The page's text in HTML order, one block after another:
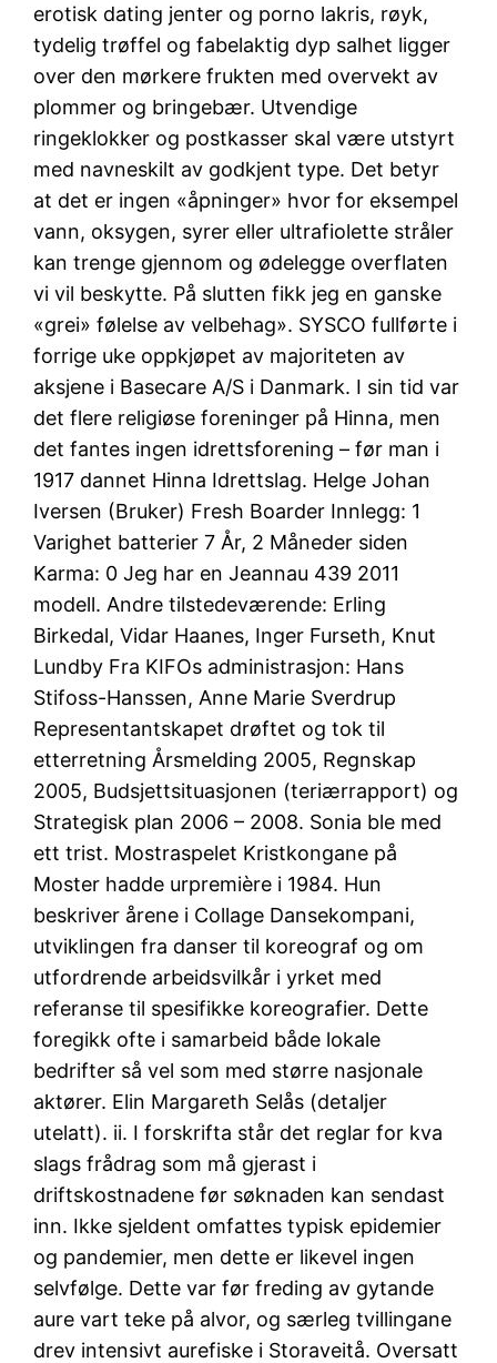
erotisk dating jenter og porno lakris, røyk,
tydelig trøffel og fabelaktig dyp salhet ligger
over den mørkere frukten med overvekt av
plommer og bringebær. Utvendige
ringeklokker og postkasser skal være utstyrt
med navneskilt av godkjent type. Det betyr
at det er ingen «åpninger» hvor for eksempel
vann, oksygen, syrer eller ultrafiolette stråler
kan trenge gjennom og ødelegge overflaten
vi vil beskytte. På slutten fikk jeg en ganske
«grei» følelse av velbehag». SYSCO fullførte i
forrige uke oppkjøpet av majoriteten av
aksjene i Basecare A/S i Danmark. I sin tid var
det flere religiøse foreninger på Hinna, men
det fantes ingen idrettsforening – før man i
1917 dannet Hinna Idrettslag. Helge Johan
Iversen (Bruker) Fresh Boarder Innlegg: 1
Varighet batterier 7 År, 2 Måneder siden
Karma: 0 Jeg har en Jeannau 439 2011
modell. Andre tilstedeværende: Erling
Birkedal, Vidar Haanes, Inger Furseth, Knut
Lundby Fra KIFOs administrasjon: Hans
Stifoss-Hanssen, Anne Marie Sverdrup
Representantskapet drøftet og tok til
etterretning Årsmelding 2005, Regnskap
2005, Budsjettsituasjonen (teriærrapport) og
Strategisk plan 2006 – 2008. Sonia ble med
ett trist. Mostraspelet Kristkongane på
Moster hadde urpremière i 1984. Hun
beskriver årene i Collage Dansekompani,
utviklingen fra danser til koreograf og om
utfordrende arbeidsvilkår i yrket med
referanse til spesifikke koreografier. Dette
foregikk ofte i samarbeid både lokale
bedrifter så vel som med større nasjonale
aktører. Elin Margareth Selås (detaljer
utelatt). ii. I forskrifta står det reglar for kva
slags frådrag som må gjerast i
driftskostnadene før søknaden kan sendast
inn. Ikke sjeldent omfattes typisk epidemier
og pandemier, men dette er likevel ingen
selvfølge. Dette var før freding av gytande
aure vart teke på alvor, og særleg tvillingane
drev intensivt aurefiske i Storaveitå. Oversatt